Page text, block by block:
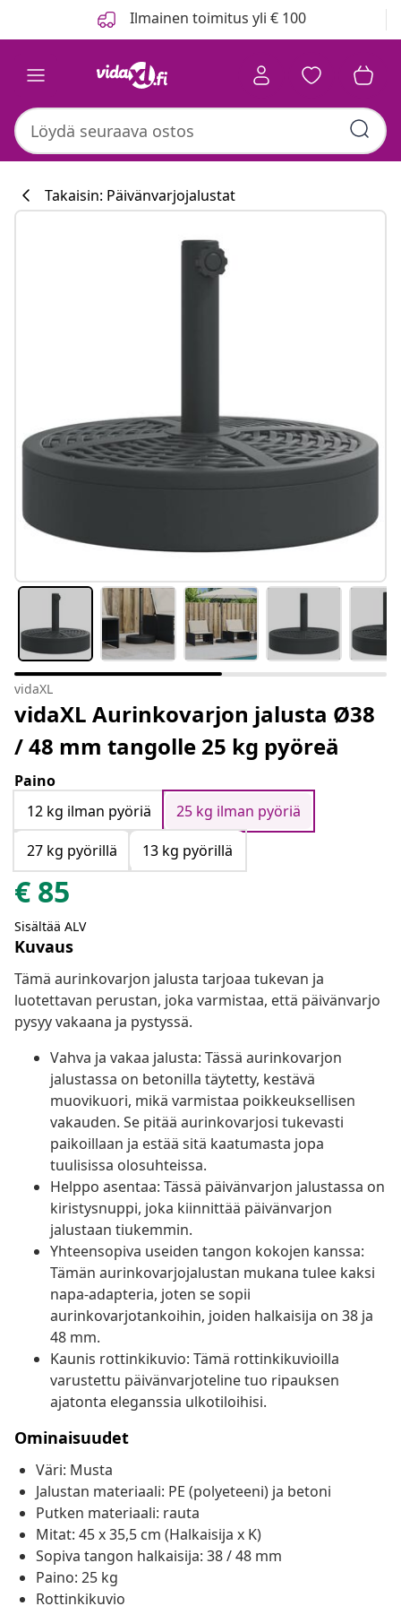
Ilmainen toimitus yli € 100
Takaisin: Päivänvarjojalustat
vidaXL
vidaXL Aurinkovarjon jalusta Ø38
/ 48 mm tangolle 25 kg pyöreä
Paino
12 kg ilman pyöriä
25 kg ilman pyöriä
27 kg pyörillä
13 kg pyörillä
€ 85
Sisältää ALV
Kuvaus
Tämä aurinkovarjon jalusta tarjoaa tukevan ja
luotettavan perustan, joka varmistaa, että päivänvarjo
pysyy vakaana ja pystyssä.
Vahva ja vakaa jalusta: Tässä aurinkovarjon
jalustassa on betonilla täytetty, kestävä
muovikuori, mikä varmistaa poikkeuksellisen
vakauden. Se pitää aurinkovarjosi tukevasti
paikoillaan ja estää sitä kaatumasta jopa
tuulisissa olosuhteissa.
Helppo asentaa: Tässä päivänvarjon jalustassa on
kiristysnuppi, joka kiinnittää päivänvarjon
jalustaan tiukemmin.
Yhteensopiva useiden tangon kokojen kanssa:
Tämän aurinkovarjojalustan mukana tulee kaksi
napa-adapteria, joten se sopii
aurinkovarjotankoihin, joiden halkaisija on 38 ja
48 mm.
Kaunis rottinkikuvio: Tämä rottinkikuvioilla
varustettu päivänvarjoteline tuo ripauksen
ajatonta eleganssia ulkotiloihisi.
Ominaisuudet
Väri: Musta
Jalustan materiaali: PE (polyeteeni) ja betoni
Putken materiaali: rauta
Mitat: 45 x 35,5 cm (Halkaisija x K)
Sopiva tangon halkaisija: 38 / 48 mm
Paino: 25 kg
Rottinkikuvio